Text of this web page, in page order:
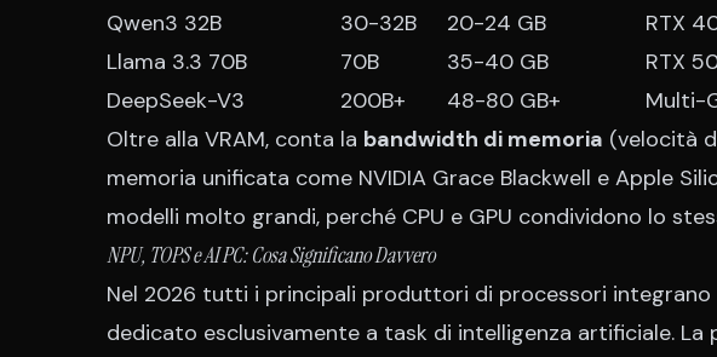
Qwen3 32B
30-32B 20-24 GB
RTX
Llama 3.3 70B
70B 35-40 GB
RTX
DeepSeek-V3
200B+ 48-80 GB+
Multi-
Oltre alla VRAM, conta la bandwidth di memoria (velocità
memoria unificata come NVIDIA Grace Blackwell e Apple
modelli molto grandi, perché CPU e GPU condividono lo
NPU, TOPS e AI PC: Cosa Significano Davvero
Nel 2026 tutti i principali produttori di processori integrano
dedicato esclusivamente a task di intelligenza artificiale. La